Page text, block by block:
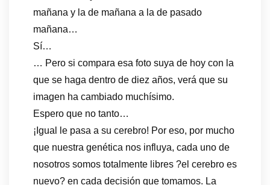
mañana y la de mañana a la de pasado
mañana…
Sí…
… Pero si compara esa foto suya de hoy con la
que se haga dentro de diez años, verá que su
imagen ha cambiado muchísimo.
Espero que no tanto…
¡Igual le pasa a su cerebro! Por eso, por mucho
que nuestra genética nos influya, cada uno de
nosotros somos totalmente libres ?el cerebro es
nuevo? en cada decisión que tomamos. La